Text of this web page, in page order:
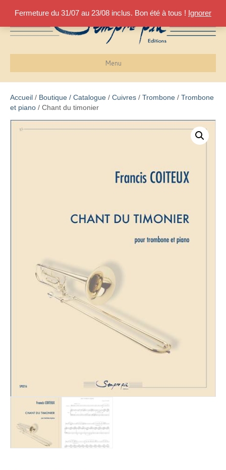
Fermeture du 31/07 au 23/08 inclus. Bon été à tous ! Ignorer
Menu
Accueil / Boutique / Catalogue / Cuivres / Trombone / Trombone
et piano / Chant du timonier